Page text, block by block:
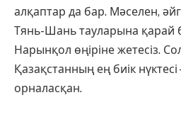
алқаптар да бар. Мәселен,
Тянь-Шань тауларына қарай
Нарынқол өңіріне жетесіз.
Қазақстанның ең биік
орналасқан.